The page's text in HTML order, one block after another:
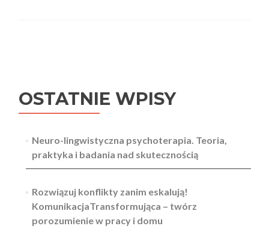
OSTATNIE WPISY
Neuro-lingwistyczna psychoterapia. Teoria,
praktyka i badania nad skutecznością
Rozwiązuj konflikty zanim eskalują!
KomunikacjaTransformująca – twórz
porozumienie w pracy i domu